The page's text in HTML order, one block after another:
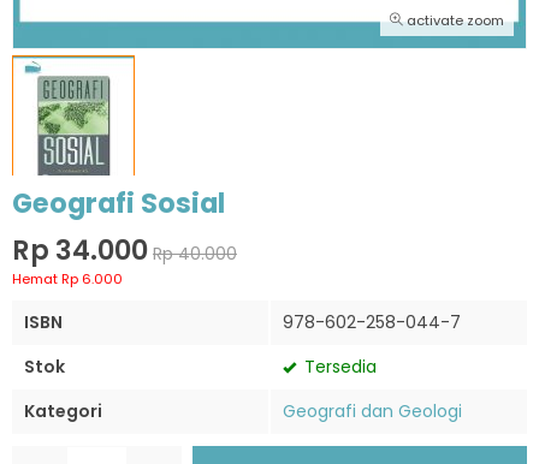
activate zoom
Geografi Sosial
Rp 34.000 Rp 40.000
Hemat Rp 6.000
ISBN
978-602-258-044-7
Stok
Tersedia
Kategori
Geografi dan Geologi